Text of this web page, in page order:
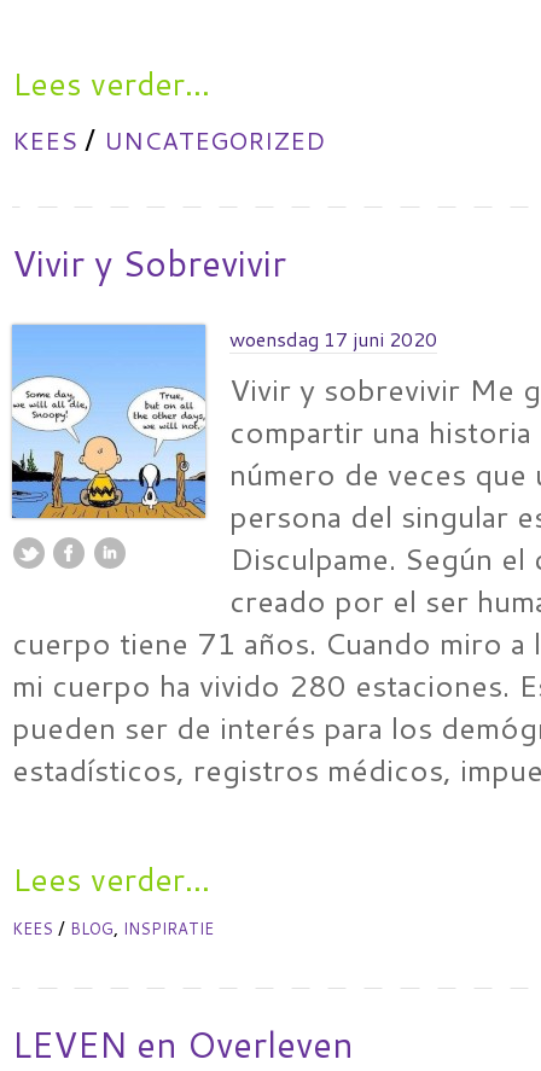
Lees verder...
KEES / UNCATEGORIZED
Vivir y Sobrevivir
woensdag 17 juni 2020
Vivir y sobrevivir Me
compartir una historia
número de veces que
persona del singular
Disculpame. Según
creado por el ser
cuerpo tiene 71 años. Cuando miro a
mi cuerpo ha vivido 280 estaciones.
pueden ser de interés para los
estadísticos, registros médicos,
Lees verder...
KEES / BLOG, INSPIRATIE
LEVEN en Overleven